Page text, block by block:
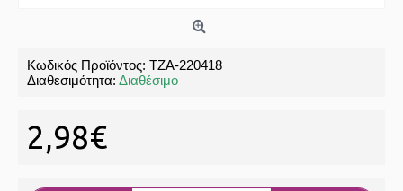
Κωδικός Προϊόντος: ΤΖΑ-220418
Διαθεσιμότητα: Διαθέσιμο
2,98€